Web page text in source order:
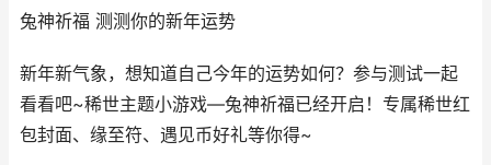
兔神祈福 测测你的新年运势
新年新气象，想知道自己今年的运势如何？参与测试一起
看看吧~稀世主题小游戏—兔神祈福已经开启！专属稀世红
包封面、缘至符、遇见币好礼等你得~